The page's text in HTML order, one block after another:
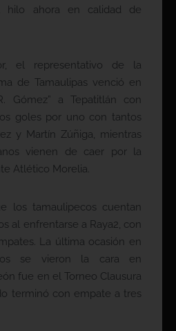
hilo ahora en calidad de
el representativo de la
de Tamaulipas venció en
Gómez” a Tepatitlán con
goles por uno con tantos
y Martín Zúñiga, mientras
vienen de caer por la
Atlético Morelia.
los tamaulipecos cuentan
al enfrentarse a Raya2, con
La última ocasión en
se vieron la cara en
fue en el Torneo Clausura
terminó con empate a tres